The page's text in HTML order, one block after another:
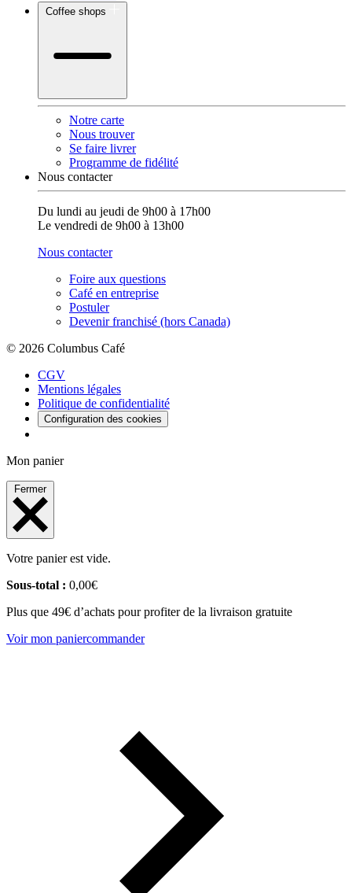
Coffee shops
Notre carte
Nous trouver
Se faire livrer
Programme de fidélité
Nous contacter
Du lundi au jeudi de 9h00 à 17h00
Le vendredi de 9h00 à 13h00
Nous contacter
Foire aux questions
Café en entreprise
Postuler
Devenir franchisé (hors Canada)
© 2026 Columbus Café
CGV
Mentions légales
Politique de confidentialité
Configuration des cookies
Mon panier
Fermer
Votre panier est vide.
Sous-total : 0,00€
Plus que 49€ d’achats pour profiter de la livraison gratuite
Voir mon paniercommander